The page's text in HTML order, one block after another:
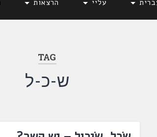
עליי הרצאות
TAG
ש-כ-ל